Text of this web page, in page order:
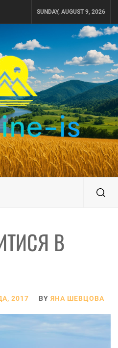
SUNDAY, AUGUST 9, 2026
В
2017 BY ЯНА ШЕВЦОВА